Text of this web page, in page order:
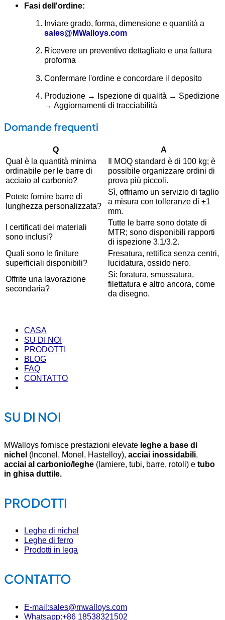
Fasi dell'ordine:
Inviare grado, forma, dimensione e quantità a
sales@MWalloys.com
Ricevere un preventivo dettagliato e una fattura
proforma
Confermare l'ordine e concordare il deposito
Produzione → Ispezione di qualità → Spedizione
→ Aggiornamenti di tracciabilità
Domande frequenti
Q
A
Qual è la quantità minima
ordinabile per le barre di
acciaio al carbonio?
Il MOQ standard è di 100 kg; è
possibile organizzare ordini di
prova più piccoli.
Potete fornire barre di
lunghezza personalizzata?
Sì, offriamo un servizio di taglio
a misura con tolleranze di ±1
mm.
I certificati dei materiali
sono inclusi?
Tutte le barre sono dotate di
MTR; sono disponibili rapporti
di ispezione 3.1/3.2.
Quali sono le finiture
superficiali disponibili?
Fresatura, rettifica senza centri,
lucidatura, ossido nero.
Offrite una lavorazione
secondaria?
Sì: foratura, smussatura,
filettatura e altro ancora, come
da disegno.
CASA
SU DI NOI
PRODOTTI
BLOG
FAQ
CONTATTO
SU DI NOI
MWalloys fornisce prestazioni elevate leghe a base di
nichel (Inconel, Monel, Hastelloy), acciai inossidabili,
acciai al carbonio/leghe (lamiere, tubi, barre, rotoli) e tubo
in ghisa duttile.
PRODOTTI
Leghe di nichel
Leghe di ferro
Prodotti in lega
CONTATTO
E-mail:sales@mwalloys.com
Whatsapp:+86 18538321502